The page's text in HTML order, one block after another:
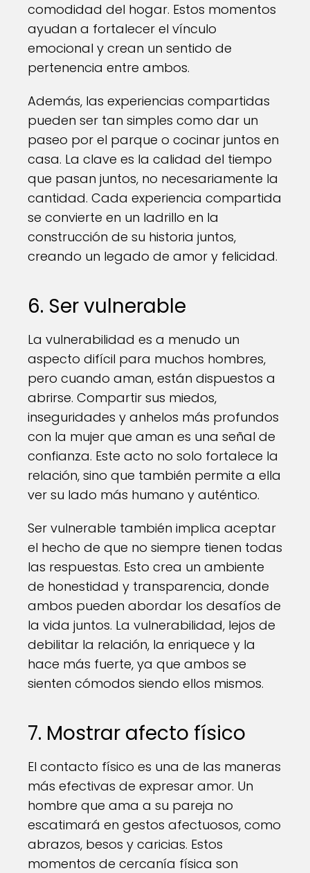
comodidad del hogar. Estos momentos
ayudan a fortalecer el vínculo
emocional y crean un sentido de
pertenencia entre ambos.
Además, las experiencias compartidas
pueden ser tan simples como dar un
paseo por el parque o cocinar juntos en
casa. La clave es la calidad del tiempo
que pasan juntos, no necesariamente la
cantidad. Cada experiencia compartida
se convierte en un ladrillo en la
construcción de su historia juntos,
creando un legado de amor y felicidad.
6. Ser vulnerable
La vulnerabilidad es a menudo un
aspecto difícil para muchos hombres,
pero cuando aman, están dispuestos a
abrirse. Compartir sus miedos,
inseguridades y anhelos más profundos
con la mujer que aman es una señal de
confianza. Este acto no solo fortalece la
relación, sino que también permite a ella
ver su lado más humano y auténtico.
Ser vulnerable también implica aceptar
el hecho de que no siempre tienen todas
las respuestas. Esto crea un ambiente
de honestidad y transparencia, donde
ambos pueden abordar los desafíos de
la vida juntos. La vulnerabilidad, lejos de
debilitar la relación, la enriquece y la
hace más fuerte, ya que ambos se
sienten cómodos siendo ellos mismos.
7. Mostrar afecto físico
El contacto físico es una de las maneras
más efectivas de expresar amor. Un
hombre que ama a su pareja no
escatimará en gestos afectuosos, como
abrazos, besos y caricias. Estos
momentos de cercanía física son